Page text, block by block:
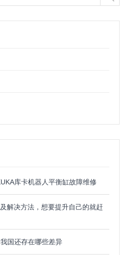
库卡机器人平衡缸故障维修
解决方法，想要提升自己的就赶
国还存在哪些差异